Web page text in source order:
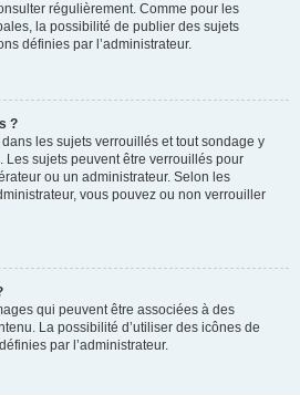
régulièrement. Comme pour les
la possibilité de publier des sujets
définies par l’administrateur.
?
les sujets verrouillés et tout sondage y
Les sujets peuvent être verrouillés pour
ou un administrateur. Selon les
vous pouvez ou non verrouiller
qui peuvent être associées à des
La possibilité d’utiliser des icônes de
par l’administrateur.